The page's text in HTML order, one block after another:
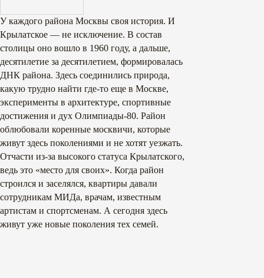
У каждого района Москвы своя история. И
Крылатское — не исключение. В состав
столицы оно вошло в 1960 году, а дальше,
десятилетие за десятилетием, формировалась
ДНК района. Здесь соединились природа,
какую трудно найти где-то еще в Москве,
эксперименты в архитектуре, спортивные
достижения и дух Олимпиады-80. Район
облюбовали коренные москвичи, которые
живут здесь поколениями и не хотят уезжать.
Отчасти из-за высокого статуса Крылатского,
ведь это «место для своих». Когда район
строился и заселялся, квартиры давали
сотрудникам МИДа, врачам, известным
артистам и спортсменам. А сегодня здесь
живут уже новые поколения тех семей.